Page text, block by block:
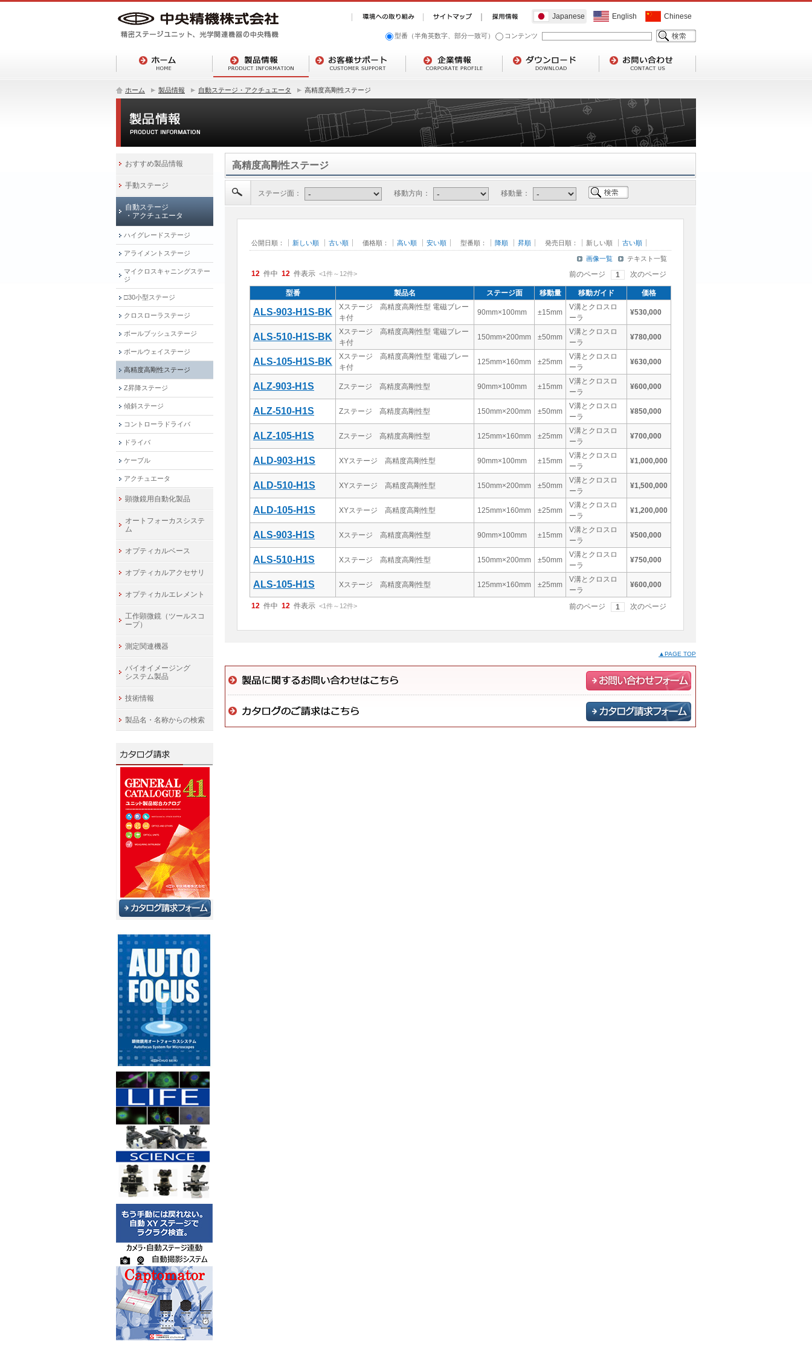
Japanese English Chinese
型番（半角英数字、部分一致可） コンテンツ
ホーム 製品情報 自動ステージ・アクチュエータ 高精度高剛性ステージ
高精度高剛性ステージ
ステージ面： 移動方向： 移動量：
公開日順： 新しい順 古い順 価格順： 高い順 安い順 型番順： 降順 昇順 発売日順： 新しい順 古い順
画像一覧 テキスト一覧
12 件中 12 件表示 <1件～ 12件> 前のページ 1 次のページ
型番 製品名 ステージ面 移動量 移動ガイド 価格
ALS-903-H1S-BK
Xステージ 高精度高剛性型 電磁ブレー
キ付
90mm×100mm ±15mm
V溝とクロスロ
ーラ
¥530,000
ALS-510-H1S-BK
Xステージ 高精度高剛性型 電磁ブレー
キ付
150mm×200mm ±50mm
V溝とクロスロ
ーラ
¥780,000
ALS-105-H1S-BK
Xステージ 高精度高剛性型 電磁ブレー
キ付
125mm×160mm ±25mm
V溝とクロスロ
ーラ
¥630,000
ALZ-903-H1S Zステージ 高精度高剛性型 90mm×100mm ±15mm
V溝とクロスロ
ーラ
¥600,000
ALZ-510-H1S Zステージ 高精度高剛性型 150mm×200mm ±50mm
V溝とクロスロ
ーラ
¥850,000
ALZ-105-H1S Zステージ 高精度高剛性型 125mm×160mm ±25mm
V溝とクロスロ
ーラ
¥700,000
ALD-903-H1S XYステージ 高精度高剛性型 90mm×100mm ±15mm
V溝とクロスロ
ーラ
¥1,000,000
ALD-510-H1S XYステージ 高精度高剛性型 150mm×200mm ±50mm
V溝とクロスロ
ーラ
¥1,500,000
ALD-105-H1S XYステージ 高精度高剛性型 125mm×160mm ±25mm
V溝とクロスロ
ーラ
¥1,200,000
ALS-903-H1S Xステージ 高精度高剛性型 90mm×100mm ±15mm
V溝とクロスロ
ーラ
¥500,000
ALS-510-H1S Xステージ 高精度高剛性型 150mm×200mm ±50mm
V溝とクロスロ
ーラ
¥750,000
ALS-105-H1S Xステージ 高精度高剛性型 125mm×160mm ±25mm
V溝とクロスロ
ーラ
¥600,000
12 件中 12 件表示 <1件～ 12件> 前のページ 1 次のページ
▲PAGE TOP
おすすめ製品情報
手動ステージ
自動ステージ
・アクチュエータ
ハイグレードステージ
アライメントステージ
マイクロスキャニングステー
ジ
□30小型ステージ
クロスローラステージ
ボールブッシュステージ
ボールウェイステージ
高精度高剛性ステージ
Z昇降ステージ
傾斜ステージ
コントローラドライバ
ドライバ
ケーブル
アクチュエータ
顕微鏡用自動化製品
オートフォーカスシステ
ム
オプティカルベース
オプティカルアクセサリ
オプティカルエレメント
工作顕微鏡（ツールスコ
ープ）
測定関連機器
バイオイメージング
システム製品
技術情報
製品名・名称からの検索